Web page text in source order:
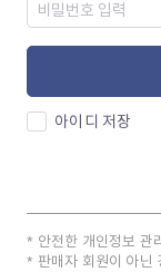
아이디 저장
안전한 개인정보 관
판매자 회원이 아닌